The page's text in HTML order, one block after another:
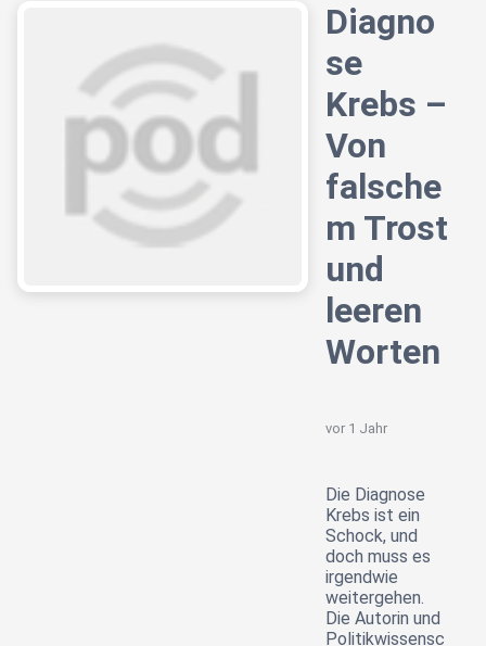
Diagno
se
Krebs –
Von
falsche
m Trost
und
leeren
Worten
vor 1 Jahr
Die Diagnose
Krebs ist ein
Schock, und
doch muss es
irgendwie
weitergehen.
Die Autorin und
Politikwissensc